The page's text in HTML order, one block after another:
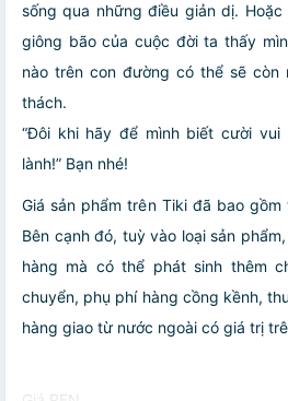
sống qua những điều giản dị.
giông bão của cuộc đời ta thấy
nào trên con đường có thể sẽ còn
thách.
“Đôi khi hãy để mình biết cười
lành!” Bạn nhé!
Giá sản phẩm trên Tiki đã bao gồm
Bên cạnh đó, tuỳ vào loại sản
hàng mà có thể phát sinh thêm
chuyển, phụ phí hàng cồng kềnh,
hàng giao từ nước ngoài có giá trị